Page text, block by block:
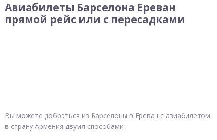
Авиабилеты Барселона Ереван
прямой рейс или с пересадками
Вы можете добраться из Барселоны в Ереван с авиабилетом
в страну Армения двумя способами: